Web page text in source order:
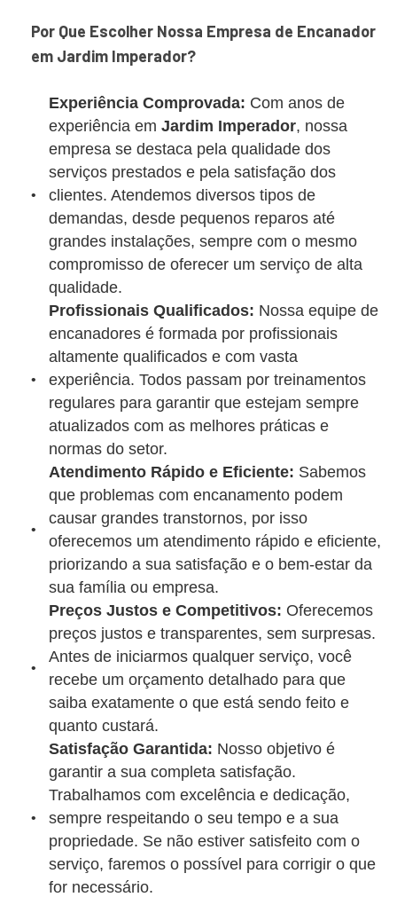
Por Que Escolher Nossa Empresa de Encanador
em Jardim Imperador?
Experiência Comprovada: Com anos de
experiência em Jardim Imperador, nossa
empresa se destaca pela qualidade dos
serviços prestados e pela satisfação dos
clientes. Atendemos diversos tipos de
demandas, desde pequenos reparos até
grandes instalações, sempre com o mesmo
compromisso de oferecer um serviço de alta
qualidade.
Profissionais Qualificados: Nossa equipe de
encanadores é formada por profissionais
altamente qualificados e com vasta
experiência. Todos passam por treinamentos
regulares para garantir que estejam sempre
atualizados com as melhores práticas e
normas do setor.
Atendimento Rápido e Eficiente: Sabemos
que problemas com encanamento podem
causar grandes transtornos, por isso
oferecemos um atendimento rápido e eficiente,
priorizando a sua satisfação e o bem-estar da
sua família ou empresa.
Preços Justos e Competitivos: Oferecemos
preços justos e transparentes, sem surpresas.
Antes de iniciarmos qualquer serviço, você
recebe um orçamento detalhado para que
saiba exatamente o que está sendo feito e
quanto custará.
Satisfação Garantida: Nosso objetivo é
garantir a sua completa satisfação.
Trabalhamos com excelência e dedicação,
sempre respeitando o seu tempo e a sua
propriedade. Se não estiver satisfeito com o
serviço, faremos o possível para corrigir o que
for necessário.